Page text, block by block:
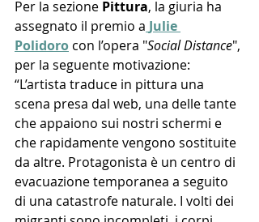
Per la sezione Pittura, la giuria ha
assegnato il premio a Julie
Polidoro con l’opera "Social Distance",
per la seguente motivazione:
“L’artista traduce in pittura una
scena presa dal web, una delle tante
che appaiono sui nostri schermi e
che rapidamente vengono sostituite
da altre. Protagonista è un centro di
evacuazione temporanea a seguito
di una catastrofe naturale. I volti dei